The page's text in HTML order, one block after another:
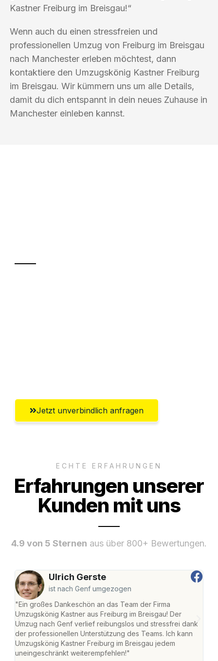
Kastner Freiburg im Breisgau!“
Wenn auch du einen stressfreien und
professionellen Umzug von Freiburg im Breisgau
nach Manchester erleben möchtest, dann
kontaktiere den Umzugskönig Kastner Freiburg
im Breisgau. Wir kümmern uns um alle Details,
damit du dich entspannt in dein neues Zuhause in
Manchester einleben kannst.
Jetzt unverbindlich anfragen
ECHTE ERFAHRUNGEN
Erfahrungen unserer
Kunden mit uns
4.9 von 5 Sternen aus über 800+ Bewertungen.
Ulrich Gerste
ist nach Genf umgezogen
"Ein großes Dankeschön an das Team der Firma
Umzugskönig Kastner aus Freiburg im Breisgau! Der
Umzug nach Genf verlief reibungslos und stressfrei dank
der professionellen Unterstützung des Teams. Ich kann
Umzugskönig Kastner Freiburg im Breisgau jedem
uneingeschränkt weiterempfehlen!"